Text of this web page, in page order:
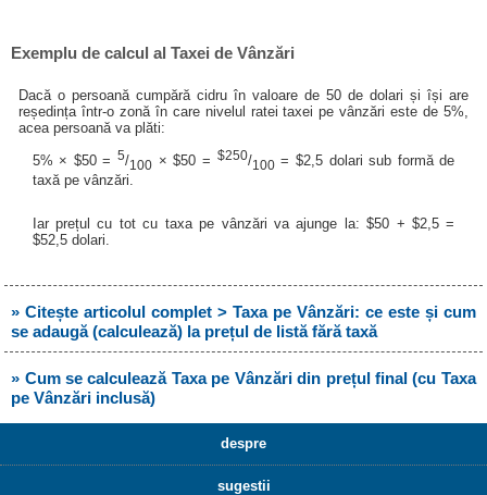
Exemplu de calcul al Taxei de Vânzări
Dacă o persoană cumpără cidru în valoare de 50 de dolari și își are
reședința într-o zonă în care nivelul ratei taxei pe vânzări este de 5%,
acea persoană va plăti:
5% × $50 =5/100 × $50 = $250/100= $2,5 dolari sub formă de
taxă pe vânzări.
Iar prețul cu tot cu taxa pe vânzări va ajunge la: $50 + $2,5 =
$52,5 dolari.
» Citește articolul complet > Taxa pe Vânzări: ce este și cum
se adaugă (calculează) la prețul de listă fără taxă
» Cum se calculează Taxa pe Vânzări din prețul final (cu Taxa
pe Vânzări inclusă)
despre
sugestii